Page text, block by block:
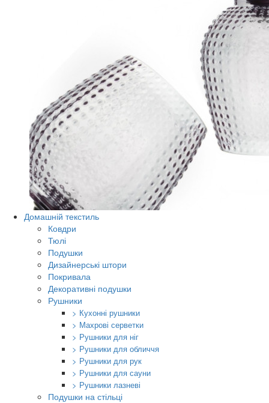
Домашній текстиль
Ковдри
Тюлі
Подушки
Дизайнерські штори
Покривала
Декоративні подушки
Рушники
> Кухонні рушники
> Махрові серветки
> Рушники для ніг
> Рушники для обличчя
> Рушники для рук
> Рушники для сауни
> Рушники лазневі
Подушки на стільці